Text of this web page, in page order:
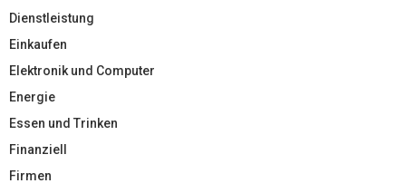
Dienstleistung
Einkaufen
Elektronik und Computer
Energie
Essen und Trinken
Finanziell
Firmen